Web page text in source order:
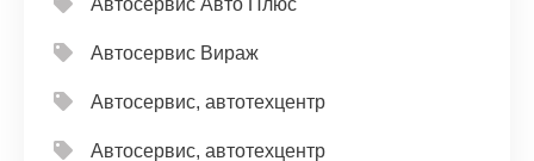
Автосервис Вираж
Автосервис, автотехцентр
Автосервис, автотехцентр